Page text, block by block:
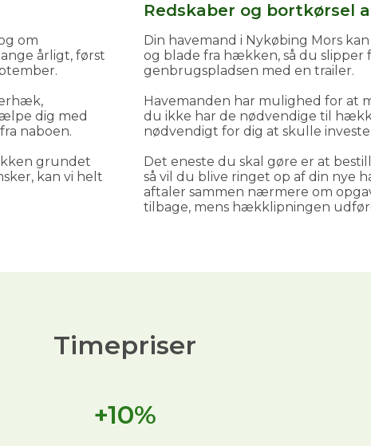
om
årligt, først
dig med
naboen.
grundet
kan vi helt
Redskaber og bortkørsel
Din havemand i Nykøbing Mors
og blade fra hækken, så du
genbrugspladsen med en trailer.
Havemanden har mulighed for at
du ikke har de nødvendige til
nødvendigt for dig at skulle
Det eneste du skal gøre er at
så vil du blive ringet op af din nye
aftaler sammen nærmere om
tilbage, mens hækklipningen
Timepriser
+10%